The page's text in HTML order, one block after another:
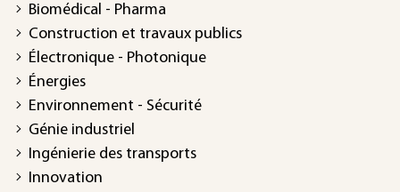
Biomédical - Pharma
Construction et travaux publics
Électronique - Photonique
Énergies
Environnement - Sécurité
Génie industriel
Ingénierie des transports
Innovation